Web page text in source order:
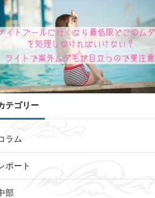
テゴリー
ラム
ポート
部